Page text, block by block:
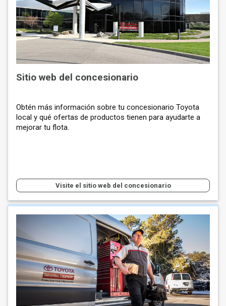
Sitio web del concesionario
Obtén más información sobre tu concesionario Toyota
local y qué ofertas de productos tienen para ayudarte a
mejorar tu flota.
Visite el sitio web del concesionario